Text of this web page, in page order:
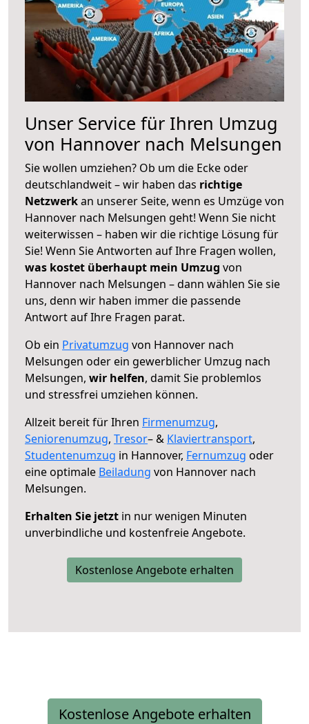
Unser Service für Ihren Umzug
von Hannover nach Melsungen
Sie wollen umziehen? Ob um die Ecke oder
deutschlandweit – wir haben das richtige
Netzwerkan unserer Seite, wenn es Umzüge von
Hannover nach Melsungen geht! Wenn Sie nicht
weiterwissen – haben wir die richtige Lösung für
Sie! Wenn Sie Antworten auf Ihre Fragen wollen,
was kostet überhaupt mein Umzug von
Hannover nach Melsungen – dann wählen Sie sie
uns, denn wir haben immer die passende
Antwort auf Ihre Fragen parat.
Ob ein Privatumzug von Hannover nach
Melsungen oder ein gewerblicher Umzug nach
Melsungen, wir helfen, damit Sie problemlos
und stressfrei umziehen können.
Allzeit bereit für Ihren Firmenumzug,
Seniorenumzug, Tresor– & Klaviertransport,
Studentenumzug in Hannover, Fernumzug oder
eine optimale Beiladung von Hannover nach
Melsungen.
Erhalten Sie jetzt in nur wenigen Minuten
unverbindliche und kostenfreie Angebote.
Kostenlose Angebote erhalten
Kostenlose Angebote erhalten